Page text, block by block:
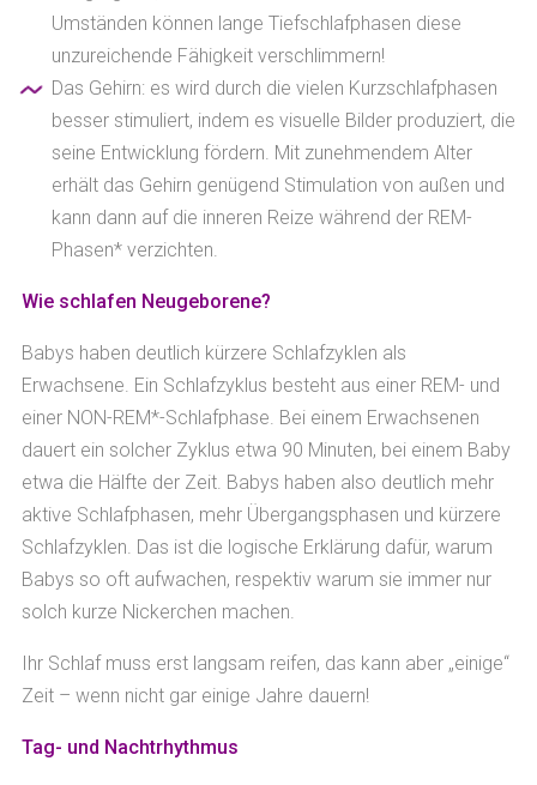
Umständen können lange Tiefschlafphasen diese
unzureichende Fähigkeit verschlimmern!
Das Gehirn: es wird durch die vielen Kurzschlafphasen
besser stimuliert, indem es visuelle Bilder produziert, die
seine Entwicklung fördern. Mit zunehmendem Alter
erhält das Gehirn genügend Stimulation von außen und
kann dann auf die inneren Reize während der REM-
Phasen* verzichten.
Wie schlafen Neugeborene?
Babys haben deutlich kürzere Schlafzyklen als
Erwachsene. Ein Schlafzyklus besteht aus einer REM- und
einer NON-REM*-Schlafphase. Bei einem Erwachsenen
dauert ein solcher Zyklus etwa 90 Minuten, bei einem Baby
etwa die Hälfte der Zeit. Babys haben also deutlich mehr
aktive Schlafphasen, mehr Übergangsphasen und kürzere
Schlafzyklen. Das ist die logische Erklärung dafür, warum
Babys so oft aufwachen, respektiv warum sie immer nur
solch kurze Nickerchen machen.
Ihr Schlaf muss erst langsam reifen, das kann aber „einige“
Zeit – wenn nicht gar einige Jahre dauern!
Tag- und Nachtrhythmus